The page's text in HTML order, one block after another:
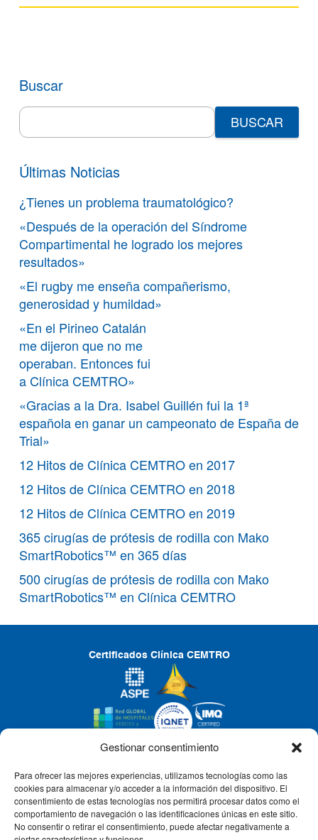
Gestionar consentimiento
Para ofrecer las mejores experiencias, utilizamos tecnologías como las
cookies para almacenar y/o acceder a la información del dispositivo. El
consentimiento de estas tecnologías nos permitirá procesar datos como el
comportamiento de navegación o las identificaciones únicas en este sitio.
No consentir o retirar el consentimiento, puede afectar negativamente a
Buscar
Search
for:
Últimas Noticias
¿Tienes un problema traumatológico?
«Después de la operación del Síndrome
Compartimental he logrado los mejores
resultados»
«El rugby me enseña compañerismo,
generosidad y humildad»
«En el Pirineo Catalán
me dijeron que no me
operaban. Entonces fui
a Clínica CEMTRO»
«Gracias a la Dra. Isabel Guillén fui la 1ª
española en ganar un campeonato de España de
Trial»
12 Hitos de Clínica CEMTRO en 2017
12 Hitos de Clínica CEMTRO en 2018
12 Hitos de Clínica CEMTRO en 2019
365 cirugías de prótesis de rodilla con Mako
SmartRobotics™ en 365 días
500 cirugías de prótesis de rodilla con Mako
SmartRobotics™ en Clínica CEMTRO
Certificados Clínica CEMTRO
CLÍNICA CEMTRO
QUIÉNES SOMOS